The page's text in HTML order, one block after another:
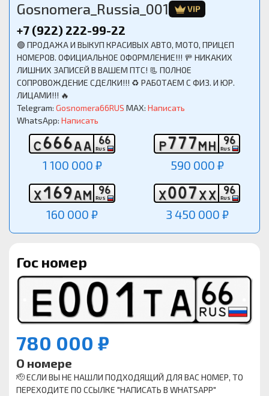
Gosnomera_Russia_001 VIP
+7 (922) 222-99-22
🟢 ПРОДАЖА И ВЫКУП КРАСИВЫХ АВТО, МОТО, ПРИЦЕП
НОМЕРОВ. ОФИЦИАЛЬНОЕ ОФОРМЛЕНИЕ!!! 🚥 НИКАКИХ
ЛИШНИХ ЗАПИСЕЙ В ВАШЕМ ПТС! 📃 ПОЛНОЕ
СОПРОВОЖДЕНИЕ СДЕЛКИ!!! ♻️ РАБОТАЕМ С ФИЗ. И ЮР.
ЛИЦАМИ!!! 🔥
Telegram: Gosnomera66RUS MAX: Написать
WhatsApp: Написать
С666АА 66
RUS
1 100 000 ₽
Р777МН 96
RUS
590 000 ₽
Х169АМ 96
RUS
160 000 ₽
Х007ХХ 96
RUS
3 450 000 ₽
Гос номер
780 000 ₽
О номере
🫡 ЕСЛИ ВЫ НЕ НАШЛИ ПОДХОДЯЩИЙ ДЛЯ ВАС НОМЕР, ТО
ПЕРЕХОДИТЕ ПО ССЫЛКЕ "НАПИСАТЬ В WHATSAPP"